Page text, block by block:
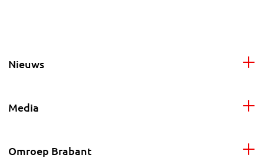
Nieuws
Media
Omroep Brabant